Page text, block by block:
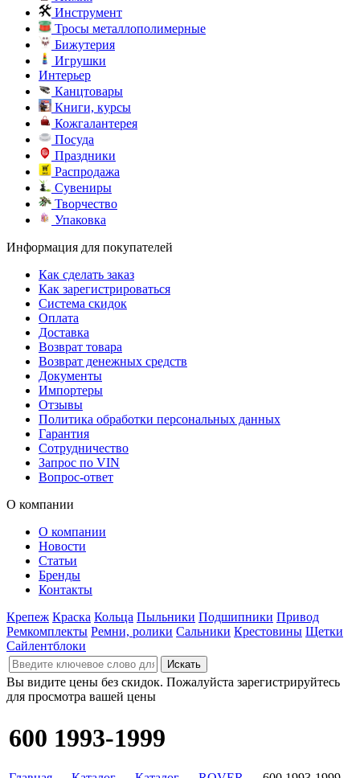
Инструмент
Тросы металлополимерные
Бижутерия
Игрушки
Интерьер
Канцтовары
Книги, курсы
Кожгалантерея
Посуда
Праздники
Распродажа
Сувениры
Творчество
Упаковка
Информация для покупателей
Как сделать заказ
Как зарегистрироваться
Система скидок
Оплата
Доставка
Возврат товара
Возврат денежных средств
Документы
Импортеры
Отзывы
Политика обработки персональных данных
Гарантия
Сотрудничество
Запрос по VIN
Вопрос-ответ
О компании
О компании
Новости
Статьи
Бренды
Контакты
Крепеж Краска Кольца Пыльники Подшипники Привод
Ремкомплекты Ремни, ролики Сальники Крестовины Щетки
Сайлентблоки
Вы видите цены без скидок. Пожалуйста зарегистрируйтесь
для просмотра вашей цены
600 1993-1999